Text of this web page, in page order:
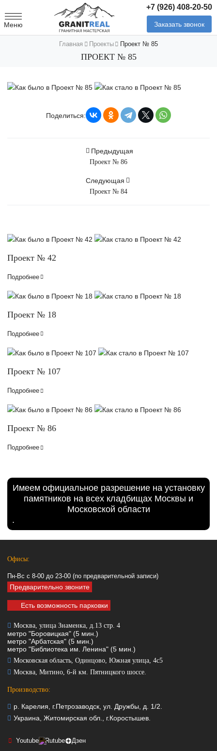
Меню
+7 (926) 408-20-50
Заказать звонок
Главная Проекты Проект № 85
ПРОЕКТ № 85
Поделиться:
Предыдущая
Проект № 86
Следующая
Проект № 84
Проект № 42
Подробнее
Проект № 18
Подробнее
Проект № 107
Подробнее
Проект № 86
Подробнее
Имеем официальное разрешение на установку
памятников на всех кладбищах Москвы и
Московской области
.
Офисы:
Пн-Вс с 8-00 до 23-00 (по предварительной записи)
Предварительно звоните
Есть возможность парковки
Москва, улица Знаменка, д.13 стр. 4
метро "Боровицкая" (5 мин.)
метро "Арбатская" (5 мин.)
метро "Библиотека им. Ленина" (5 мин.)
Московская область, Одинцово, Южная улица, 4с5
Москва, Митино, 6-й км. Пятницкого шоссе.
Производство:
р. Карелия, г.Петрозаводск, ул. Дружбы, д. 1/2.
Украина, Житомирская обл., г.Коростышев.
Youtube Rutube Дзен